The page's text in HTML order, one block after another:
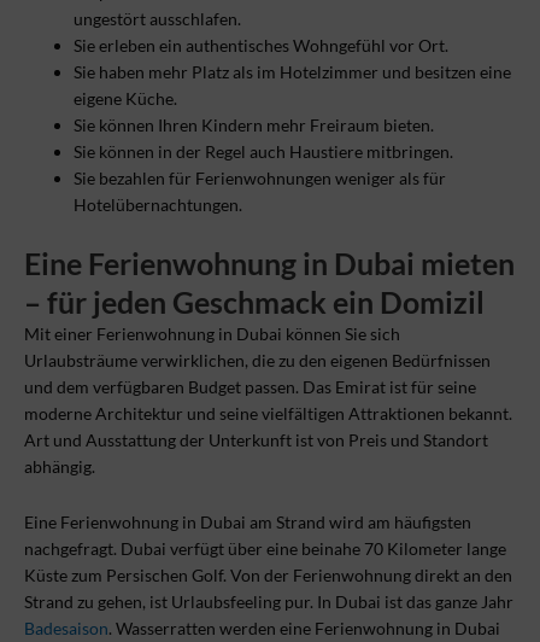
ungestört ausschlafen.
Sie erleben ein authentisches Wohngefühl vor Ort.
Sie haben mehr Platz als im Hotelzimmer und besitzen eine
eigene Küche.
Sie können Ihren Kindern mehr Freiraum bieten.
Sie können in der Regel auch Haustiere mitbringen.
Sie bezahlen für Ferienwohnungen weniger als für
Hotelübernachtungen.
Eine Ferienwohnung in Dubai mieten
– für jeden Geschmack ein Domizil
Mit einer Ferienwohnung in Dubai können Sie sich
Urlaubsträume verwirklichen, die zu den eigenen Bedürfnissen
und dem verfügbaren Budget passen. Das Emirat ist für seine
moderne Architektur und seine vielfältigen Attraktionen bekannt.
Art und Ausstattung der Unterkunft ist von Preis und Standort
abhängig.
Eine Ferienwohnung in Dubai am Strand wird am häufigsten
nachgefragt. Dubai verfügt über eine beinahe 70 Kilometer lange
Küste zum Persischen Golf. Von der Ferienwohnung direkt an den
Strand zu gehen, ist Urlaubsfeeling pur. In Dubai ist das ganze Jahr
Badesaison. Wasserratten werden eine Ferienwohnung in Dubai